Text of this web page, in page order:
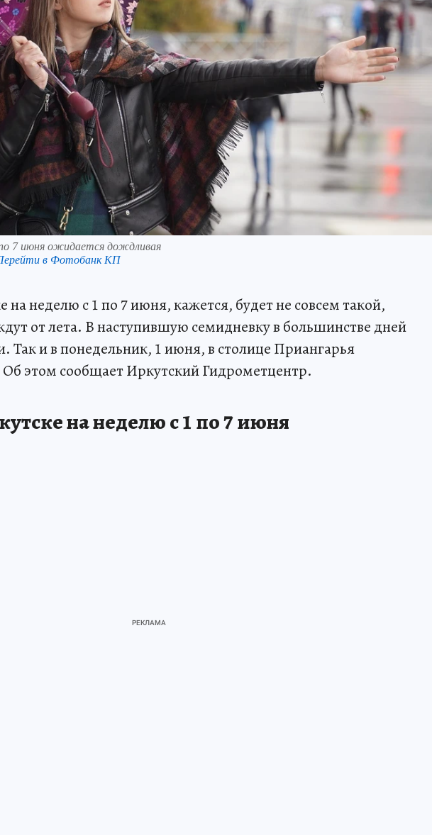
7 июня ожидается дождливая
в Фотобанк КП
на неделю с 1 по 7 июня, кажется, будет не совсем такой,
от лета. В наступившую семидневку в большинстве дней
и в понедельник, 1 июня, в столице Приангарья
этом сообщает Иркутский Гидрометцентр.
на неделю с 1 по 7 июня